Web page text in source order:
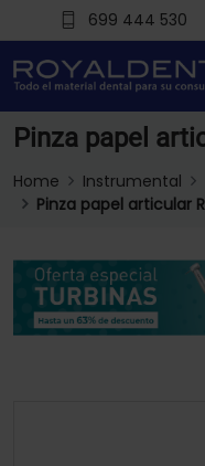
699 444 530
Pinza papel
Home Instrumental
Pinza papel articular